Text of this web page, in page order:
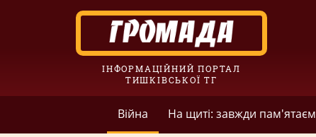
ІНФОРМАЦІЙНИЙ ПОРТАЛ
ТИШКІВСЬКОЇ ТГ
Війна На щиті: завжди